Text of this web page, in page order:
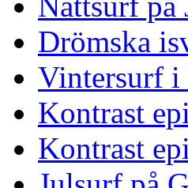
Drömska
Vintersurf i
Kontrast
Kontrast